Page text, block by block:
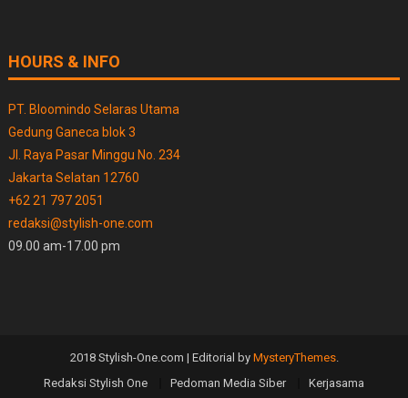
HOURS & INFO
PT. Bloomindo Selaras Utama
Gedung Ganeca blok 3
Jl. Raya Pasar Minggu No. 234
Jakarta Selatan 12760
+62 21 797 2051
redaksi@stylish-one.com
09.00 am-17.00 pm
2018 Stylish-One.com | Editorial by MysteryThemes.
Redaksi Stylish One
Pedoman Media Siber
Kerjasama